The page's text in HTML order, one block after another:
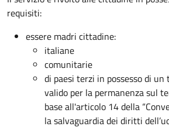
requisiti:
essere madri cittadine:
italiane
comunitarie
di paesi terzi in possesso di
valido per la permanenza sul
base all'articolo 14 della
la salvaguardia dei diritti